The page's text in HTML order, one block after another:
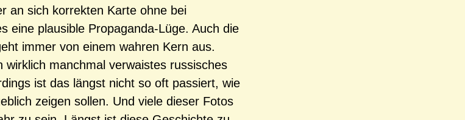
an sich korrekten Karte ohne bei
eine plausible Propaganda-Lüge. Auch die
immer von einem wahren Kern aus.
wirklich manchmal verwaistes russisches
ist das längst nicht so oft passiert, wie
zeigen sollen. Und viele dieser Fotos